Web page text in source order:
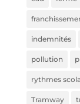
indemnités
pollution
rythmes
Tramway